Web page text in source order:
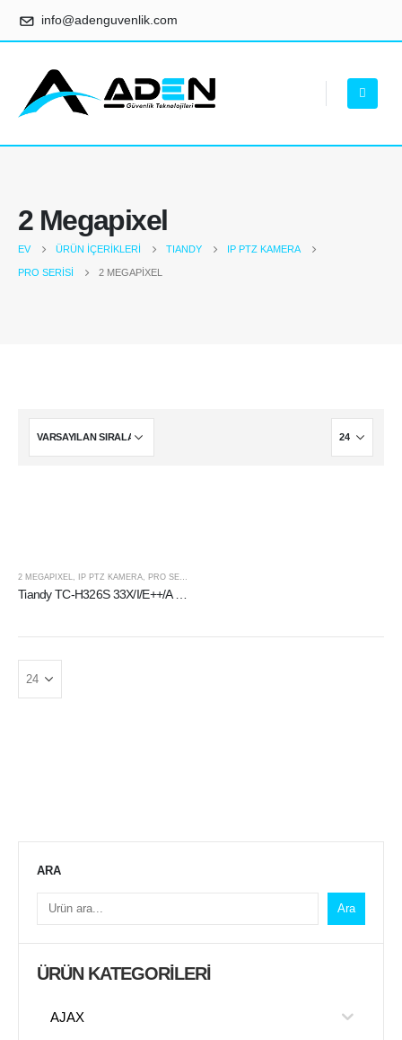
info@adenguvenlik.com
2 Megapixel
EV ÜRÜN İÇERIKLERI TIANDY IP PTZ KAMERA
PRO SERISI 2 MEGAPIXEL
2 MEGAPIXEL, IP PTZ KAMERA, PRO SERISI
ARA
Ara
ÜRÜN KATEGORILERI
AJAX